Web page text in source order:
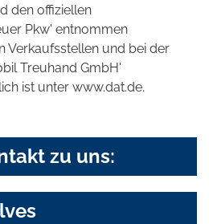
den offiziellen
Pkw' entnommen
Verkaufsstellen und bei der
Treuhand GmbH'
ist unter www.dat.de.
zu uns: